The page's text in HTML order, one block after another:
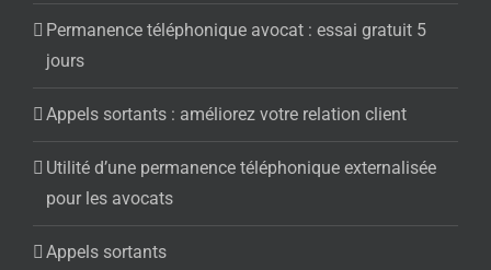
Permanence téléphonique avocat : essai gratuit 5
jours
Appels sortants : améliorez votre relation client
Utilité d’une permanence téléphonique externalisée
pour les avocats
Appels sortants